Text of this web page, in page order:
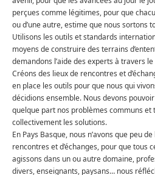
perçues comme légitimes, pour que
ou d’une autre, estime que nous sortons
Utilisons les outils et standards
moyens de construire des terrains
demandons l’aide des experts à travers
Créons des lieux de rencontres et
en place les outils pour que nous qui
décidions ensemble. Nous devons
quelque part nos problèmes communs et
collectivement les solutions.
En Pays Basque, nous n’avons que peu
rencontres et d’échanges, pour que tous
agissons dans un ou autre domaine,
divers, enseignants, paysans… nous